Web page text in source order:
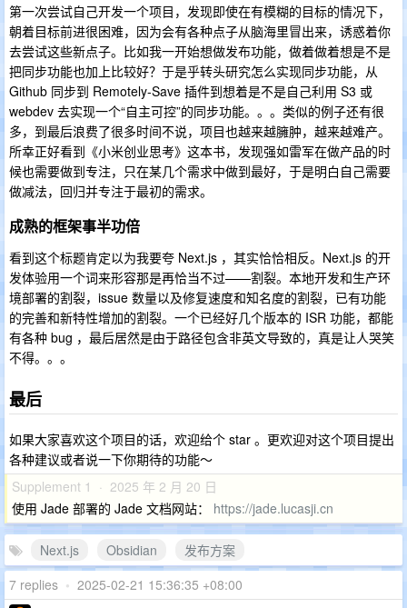
第一次尝试自己开发一个项目，发现即使在有模糊的目标的情况下，
朝着目标前进很困难，因为会有各种点子从脑海里冒出来，诱惑着你
去尝试这些新点子。比如我一开始想做发布功能，做着做着想是不是
把同步功能也加上比较好？于是乎转头研究怎么实现同步功能，从
Github 同步到 Remotely-Save 插件到想着是不是自己利用 S3 或
webdev 去实现一个“自主可控”的同步功能。。。类似的例子还有很
多，到最后浪费了很多时间不说，项目也越来越臃肿，越来越难产。
所幸正好看到《小米创业思考》这本书，发现强如雷军在做产品的时
候也需要做到专注，只在某几个需求中做到最好，于是明白自己需要
做减法，回归并专注于最初的需求。
成熟的框架事半功倍
看到这个标题肯定以为我要夸 Next.js ，其实恰恰相反。Next.js 的开
发体验用一个词来形容那是再恰当不过——割裂。本地开发和生产环
境部署的割裂，issue 数量以及修复速度和知名度的割裂，已有功能
的完善和新特性增加的割裂。一个已经好几个版本的 ISR 功能，都能
有各种 bug ，最后居然是由于路径包含非英文导致的，真是让人哭笑
不得。。。
最后
如果大家喜欢这个项目的话，欢迎给个 star 。更欢迎对这个项目提出
各种建议或者说一下你期待的功能～
Supplement 1 · 2025 年 2 月 20 日
使用 Jade 部署的 Jade 文档网站： https://jade.lucasji.cn
Next.js Obsidian
发布方案
7 replies • 2025-02-21 15:36:35 +08:00